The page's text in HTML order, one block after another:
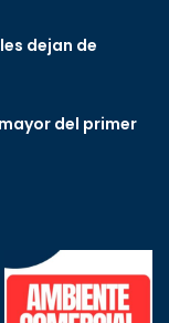
dejan de
del primer